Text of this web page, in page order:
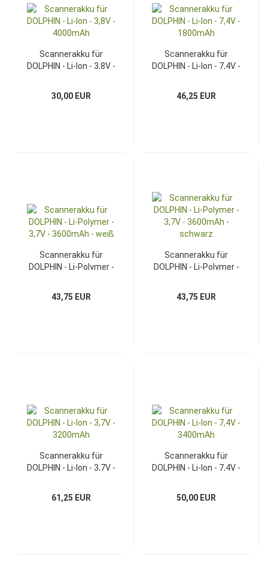
Scannerakku für
DOLPHIN - Li-Ion - 3,8V -
30,00 EUR
Scannerakku für
DOLPHIN - Li-Ion - 7,4V -
46,25 EUR
Scannerakku für
DOLPHIN - Li-Polymer -
43,75 EUR
Scannerakku für
DOLPHIN - Li-Polymer -
43,75 EUR
Scannerakku für
DOLPHIN - Li-Ion - 3,7V -
61,25 EUR
Scannerakku für
DOLPHIN - Li-Ion - 7,4V -
50,00 EUR